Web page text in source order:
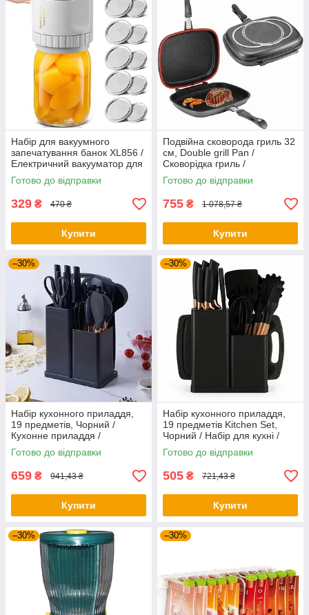
Набір для вакуумного
запечатування банок XL856 /
Електричний вакууматор для
банок / Набір для
вакуумування
Готово до відправки
329 ₴ 470 ₴
Купити
Подвійна сковорода гриль 32
см, Double grill Pan /
Сковорідка гриль /
Антипригарна сковорода
Готово до відправки
755 ₴ 1 078,57 ₴
Купити
–30%
Набір кухонного приладдя,
19 предметів, Чорний /
Кухонне приладдя /
Силіконовий набір для кухні
Готово до відправки
659 ₴ 941,43 ₴
Купити
–30%
Набір кухонного приладдя,
19 предметів Kitchen Set,
Чорний / Набір для кухні /
Кухонний набір приладів
Готово до відправки
505 ₴ 721,43 ₴
Купити
–30% –30%